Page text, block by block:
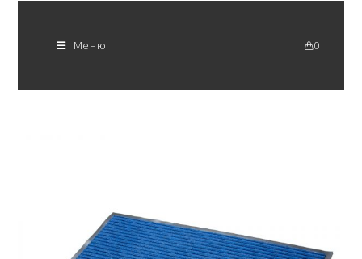
0
Меню